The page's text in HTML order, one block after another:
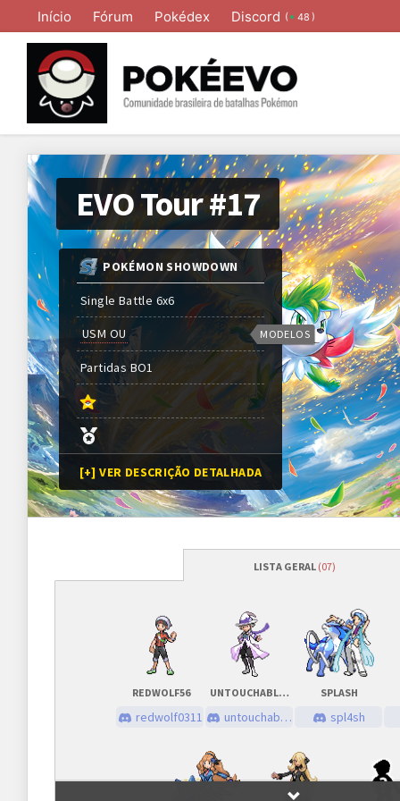
Início Fórum Pokédex Discord ( 48 )
EVO Tour #17
POKÉMON SHOWDOWN
Single Battle 6x6
USM OU
Partidas BO1
[+] VER DESCRIÇÃO DETALHADA
MODELOS
Programação
Abertura das inscrições 13/07/2024
Sorteio das chaves 13/07/2024
Inscrições
LISTA GERAL (07)
REDWOLF56
redwolf0311
UNTOUCHABLEKKJ.
untouchablekkj.
SPLASH
spl4sh